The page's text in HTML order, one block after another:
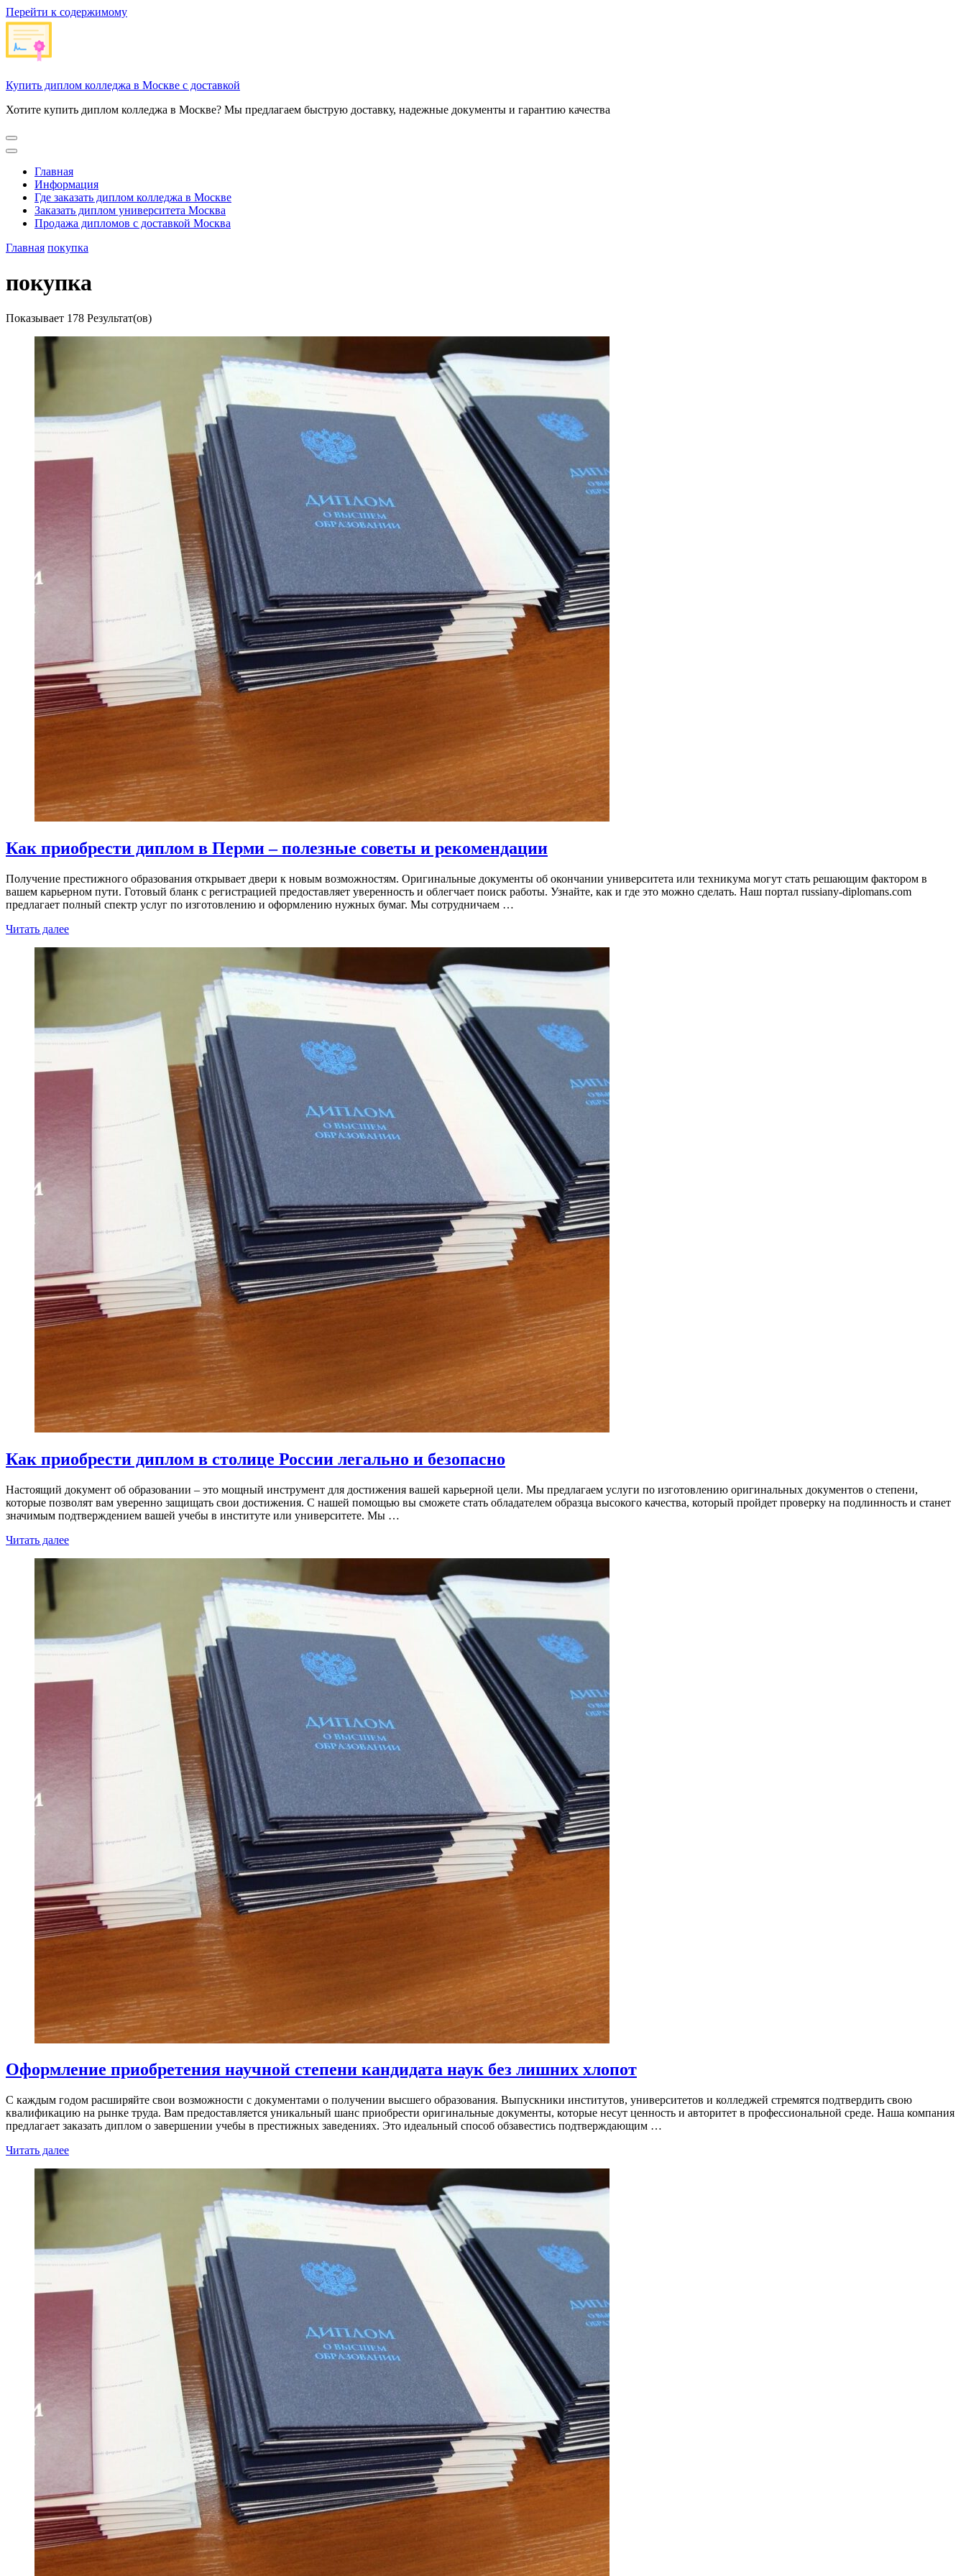
Перейти к содержимому
Купить диплом колледжа в Москве с доставкой
Хотите купить диплом колледжа в Москве? Мы предлагаем быструю доставку, надежные документы и гарантию качества
Главная
Информация
Где заказать диплом колледжа в Москве
Заказать диплом университета Москва
Продажа дипломов с доставкой Москва
Главная покупка
покупка
Показывает 178 Результат(ов)
Как приобрести диплом в Перми – полезные советы и рекомендации
Получение престижного образования открывает двери к новым возможностям. Оригинальные документы об окончании университета или техникума могут стать решающим фактором в
вашем карьерном пути. Готовый бланк с регистрацией предоставляет уверенность и облегчает поиск работы. Узнайте, как и где это можно сделать. Наш портал russiany-diplomans.com
предлагает полный спектр услуг по изготовлению и оформлению нужных бумаг. Мы сотрудничаем …
Читать далее
Как приобрести диплом в столице России легально и безопасно
Настоящий документ об образовании – это мощный инструмент для достижения вашей карьерной цели. Мы предлагаем услуги по изготовлению оригинальных документов о степени,
которые позволят вам уверенно защищать свои достижения. С нашей помощью вы сможете стать обладателем образца высокого качества, который пройдет проверку на подлинность и станет
значимым подтверждением вашей учебы в институте или университете. Мы …
Читать далее
Оформление приобретения научной степени кандидата наук без лишних хлопот
С каждым годом расширяйте свои возможности с документами о получении высшего образования. Выпускники институтов, университетов и колледжей стремятся подтвердить свою
квалификацию на рынке труда. Вам предоставляется уникальный шанс приобрести оригинальные документы, которые несут ценность и авторитет в профессиональной среде. Наша компания
предлагает заказать диплом о завершении учебы в престижных заведениях. Это идеальный способ обзавестись подтверждающим …
Читать далее